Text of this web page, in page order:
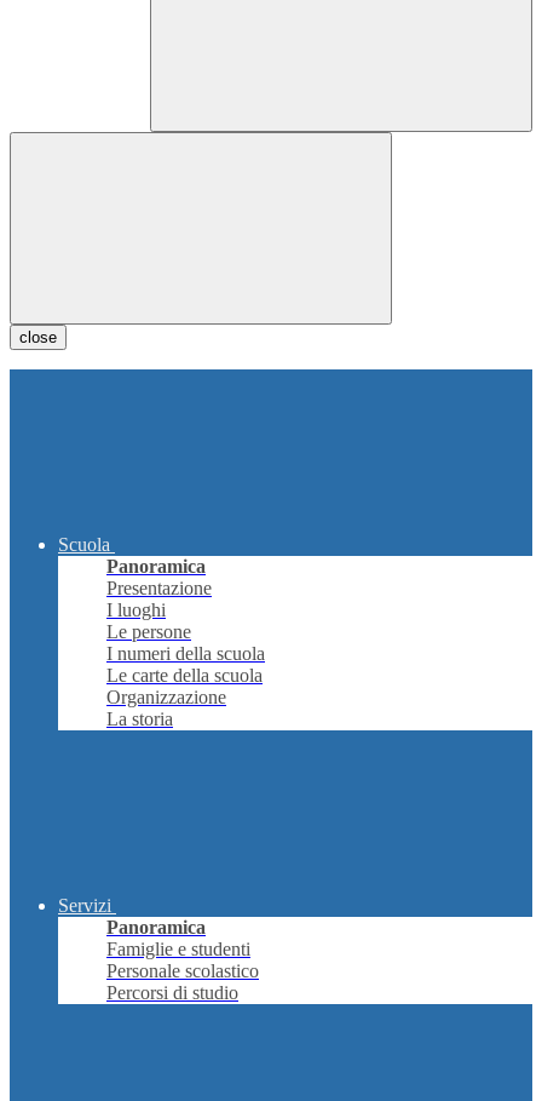
close
Scuola
Panoramica
Presentazione
I luoghi
Le persone
I numeri della scuola
Le carte della scuola
Organizzazione
La storia
Servizi
Panoramica
Famiglie e studenti
Personale scolastico
Percorsi di studio